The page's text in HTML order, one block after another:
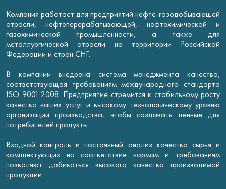
Компания работает для предприятий нефте-газодобывающей
отрасли, нефтеперерабатывающей, нефтехимической и
газохимической промышленности, а также для
металлургической отрасли на территории Российской
Федерации и стран СНГ.
В компании внедрена система менеджмента качества,
соответствующая требованиям международного стандарта
ISO 9001:2008. Предприятие стремится к стабильному росту
качества наших услуг и высокому технологическому уровню
организации производства, чтобы создавать ценные для
потребителей продукты.
Входной контроль и постоянный анализ качества сырья и
комплектующих на соответствие нормам и требованиям
позволяют добиваться высокого качества производимой
продукции.